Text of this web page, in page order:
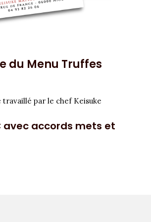
du Menu Truffes
par le chef Keisuke
avec accords mets et